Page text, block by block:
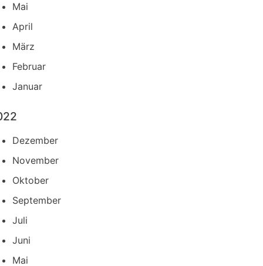
Mai
April
März
Februar
Januar
Dezember
November
Oktober
September
Juli
Juni
Mai